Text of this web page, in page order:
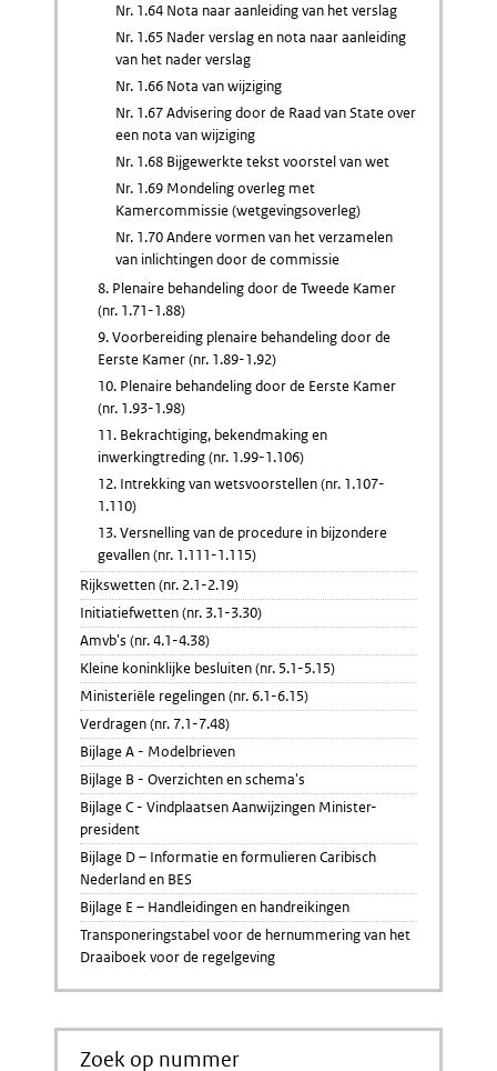
Nr. 1.64 Nota naar aanleiding van het verslag
Nr. 1.65 Nader verslag en nota naar aanleiding
van het nader verslag
Nr. 1.66 Nota van wijziging
Nr. 1.67 Advisering door de Raad van State over
een nota van wijziging
Nr. 1.68 Bijgewerkte tekst voorstel van wet
Nr. 1.69 Mondeling overleg met
Kamercommissie (wetgevingsoverleg)
Nr. 1.70 Andere vormen van het verzamelen
van inlichtingen door de commissie
8. Plenaire behandeling door de Tweede Kamer
(nr. 1.71-1.88)
9. Voorbereiding plenaire behandeling door de
Eerste Kamer (nr. 1.89-1.92)
10. Plenaire behandeling door de Eerste Kamer
(nr. 1.93-1.98)
11. Bekrachtiging, bekendmaking en
inwerkingtreding (nr. 1.99-1.106)
12. Intrekking van wetsvoorstellen (nr. 1.107-
1.110)
13. Versnelling van de procedure in bijzondere
gevallen (nr. 1.111-1.115)
Rijkswetten (nr. 2.1-2.19)
Initiatiefwetten (nr. 3.1-3.30)
Amvb's (nr. 4.1-4.38)
Kleine koninklijke besluiten (nr. 5.1-5.15)
Ministeriële regelingen (nr. 6.1-6.15)
Verdragen (nr. 7.1-7.48)
Bijlage A - Modelbrieven
Bijlage B - Overzichten en schema's
Bijlage C - Vindplaatsen Aanwijzingen Minister-
president
Bijlage D – Informatie en formulieren Caribisch
Nederland en BES
Bijlage E – Handleidingen en handreikingen
Transponeringstabel voor de hernummering van het
Draaiboek voor de regelgeving
Zoek op nummer